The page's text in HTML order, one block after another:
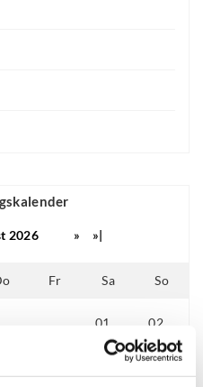
2026 » »|
Fr Sa So
01 02
09